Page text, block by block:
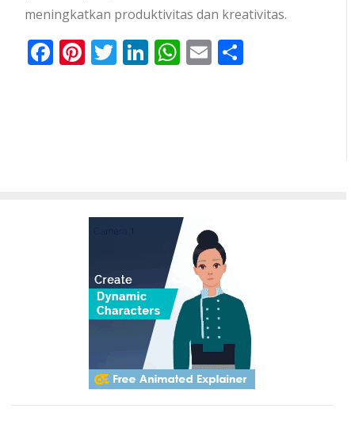
meningkatkan produktivitas dan kreativitas.
Facebook
Pinterest
Twitter
LinkedIn
WhatsApp
Email